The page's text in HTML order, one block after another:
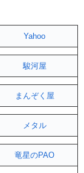
Yahoo
駿河屋
まんぞく屋
メタル
竜星のPAO